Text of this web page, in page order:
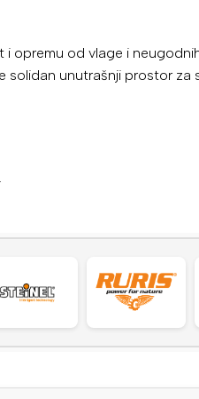
opremu od vlage i
solidan unutrašnji prostor za